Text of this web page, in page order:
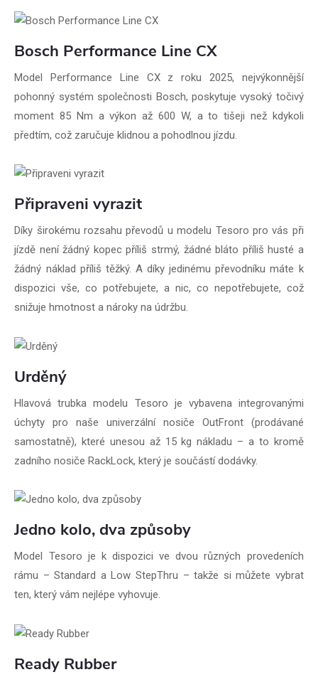
Bosch Performance Line CX
Model Performance Line CX z roku 2025, nejvýkonnější
pohonný systém společnosti Bosch, poskytuje vysoký točivý
moment 85 Nm a výkon až 600 W, a to tišeji než kdykoli
předtím, což zaručuje klidnou a pohodlnou jízdu.
Připraveni vyrazit
Díky širokému rozsahu převodů u modelu Tesoro pro vás při
jízdě není žádný kopec příliš strmý, žádné bláto příliš husté a
žádný náklad příliš těžký. A díky jedinému převodníku máte k
dispozici vše, co potřebujete, a nic, co nepotřebujete, což
snižuje hmotnost a nároky na údržbu.
Urděný
Hlavová trubka modelu Tesoro je vybavena integrovanými
úchyty pro naše univerzální nosiče OutFront (prodávané
samostatně), které unesou až 15 kg nákladu – a to kromě
zadního nosiče RackLock, který je součástí dodávky.
Jedno kolo, dva způsoby
Model Tesoro je k dispozici ve dvou různých provedeních
rámu – Standard a Low StepThru – takže si můžete vybrat
ten, který vám nejlépe vyhovuje.
Ready Rubber